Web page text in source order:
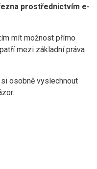
prostřednictvím e-
mít možnost přímo
mezi základní práva
osobně vyslechnout